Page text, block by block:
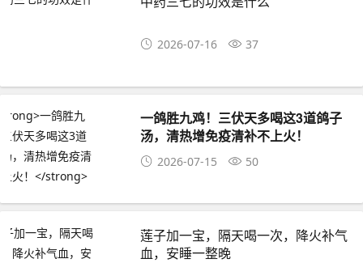
2026-07-16 37
一鸽胜九鸡！三伏天多喝这3道鸽子
汤，清热增免疫清补不上火！
2026-07-15 50
莲子加一宝，隔天喝一次，降火补气
血，安睡一整晚